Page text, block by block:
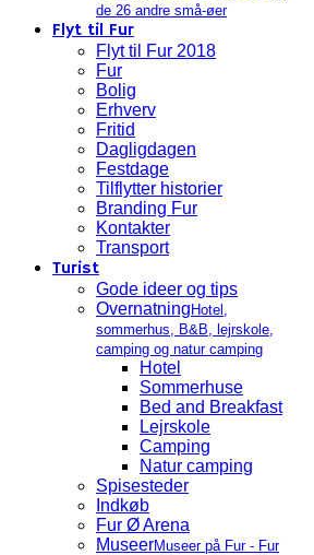
de 26 andre små-øer
Flyt til Fur
Flyt til Fur 2018
Fur
Bolig
Erhverv
Fritid
Dagligdagen
Festdage
Tilflytter historier
Branding Fur
Kontakter
Transport
Turist
Gode ideer og tips
Overnatning Hotel,
sommerhus, B&B, lejrskole,
camping og natur camping
Hotel
Sommerhuse
Bed and Breakfast
Lejrskole
Camping
Natur camping
Spisesteder
Indkøb
Fur Ø Arena
MuseerMuseer på Fur - Fur